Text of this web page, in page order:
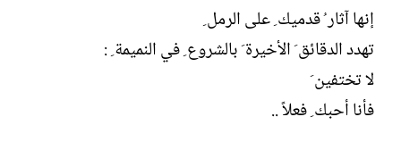
إنها آثار ُ قدميك ِ على الرمل ِ
تهدد الدقائق َ الأخيرة َ بالشروع ِ في النميمة ِ :
لا تختفين َ
فأنا أحبك ِ فعلاً ..